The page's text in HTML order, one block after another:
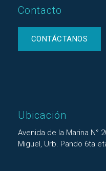
Contacto
CONTÁCTANOS
Ubicación
Avenida de la Marina N°
Miguel, Urb. Pando 6ta